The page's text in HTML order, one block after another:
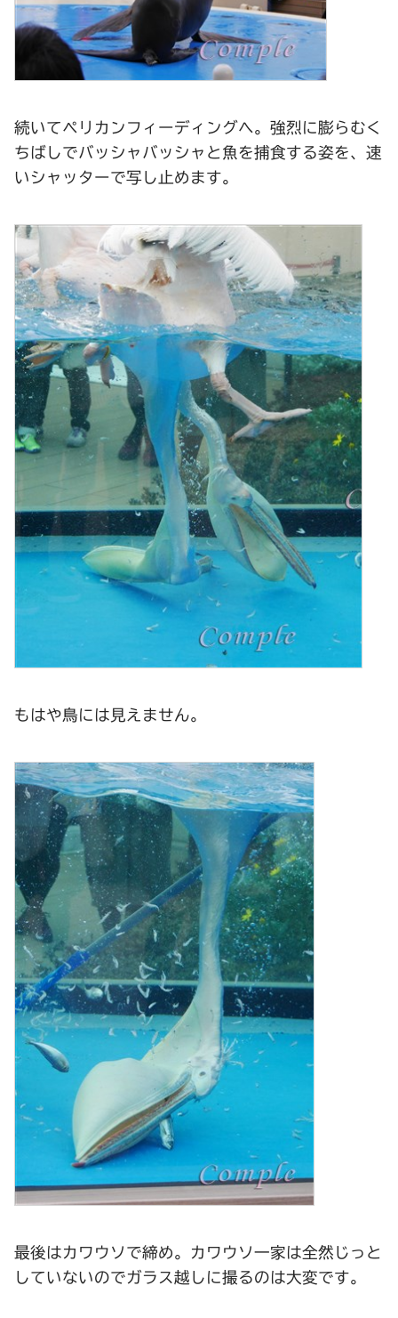
続いてペリカンフィーディングへ。強烈に膨らむく
ちばしでバッシャバッシャと魚を捕食する姿を、速
いシャッターで写し止めます。
もはや鳥には見えません。
最後はカワウソで締め。カワウソ一家は全然じっと
していないのでガラス越しに撮るのは大変です。